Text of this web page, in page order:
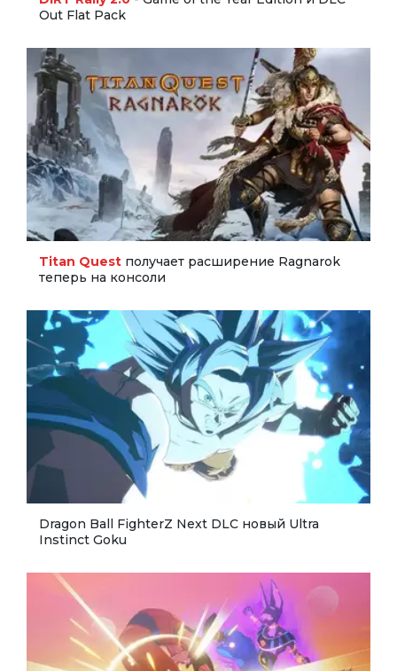
Out Flat Pack
Titan Quest получает расширение Ragnarok
теперь на консоли
Dragon Ball FighterZ Next DLC новый Ultra
Instinct Goku